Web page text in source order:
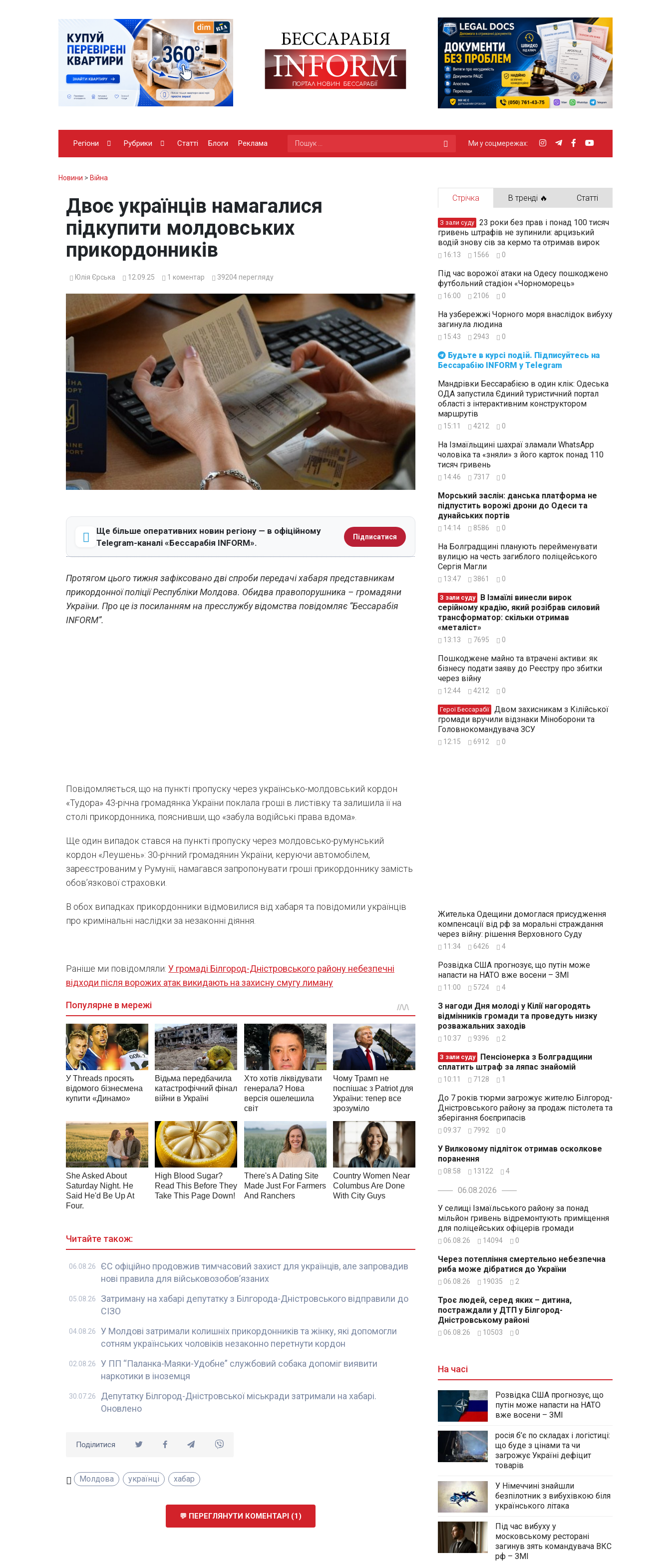
Регіони Рубрики Статті Блоги Реклама Ми у соцмережах:
Новини > Війна
Двоє українців намагалися
підкупити молдовських
прикордонників
Юлія Єрська 12.09.25 1 коментар 39204 перегляду
Ще більше оперативних новин регіону — в офіційному
Telegram-каналі «Бессарабія INFORM».
Підписатися
Протягом цього тижня зафіксовано дві спроби передачі хабаря представникам
прикордонної поліції Республіки Молдова. Обидва правопорушника – громадяни
України. Про це із посиланням на пресслужбу відомства повідомляє “Бессарабія
INFORM”.
Повідомляється, що на пункті пропуску через українсько-молдовський кордон
«Тудора» 43-річна громадянка України поклала гроші в листівку та залишила її на
столі прикордонника, пояснивши, що «забула водійські права вдома».
Ще один випадок стався на пункті пропуску через молдовсько-румунський
кордон «Леушень»: 30-річний громадянин України, керуючи автомобілем,
зареєстрованим у Румунії, намагався запропонувати гроші прикордоннику замість
обов’язкової страховки.
В обох випадках прикордонники відмовилися від хабаря та повідомили українців
про кримінальні наслідки за незаконні діяння.
Раніше ми повідомляли: У громаді Білгород-Дністровського району небезпечні
відходи після ворожих атак викидають на захисну смугу лиману
Читайте також:
ЄС офіційно продовжив тимчасовий захист для українців, але запровадив
нові правила для військовозобов’язаних
06.08.26
Затриману на хабарі депутатку з Білгорода-Дністровського відправили до
СІЗО
05.08.26
У Молдові затримали колишніх прикордонників та жінку, які допомогли
сотням українських чоловіків незаконно перетнути кордон
04.08.26
У ПП “Паланка-Маяки-Удобне” службовий собака допоміг виявити
наркотики в іноземця
02.08.26
Депутатку Білгород-Дністровської міськради затримали на хабарі.
Оновлено
30.07.26
Поділитися
Молдова українці хабар
ПЕРЕГЛЯНУТИ КОМЕНТАРІ (1)
Стрічка В тренді 🔥 Статті
Бессарабію INFORM у Telegram
З зали суду
гривень штрафів не зупинили: арцизький
водій знову сів за кермо та отримав вирок
16:13 1566 0
Під час ворожої атаки на Одесу пошкоджено
футбольний стадіон «Чорноморець»
16:00 2106 0
На узбережжі Чорного моря внаслідок вибуху
загинула людина
15:43 2943 0
Мандрівки Бессарабією в один клік: Одеська
ОДА запустила Єдиний туристичний портал
області з інтерактивним конструктором
маршрутів
15:11 4212 0
На Ізмаїльщині шахраї зламали WhatsApp
чоловіка та «зняли» з його карток понад 110
тисяч гривень
14:46 7317 0
Морський заслін: данська платформа не
підпустить ворожі дрони до Одеси та
дунайських портів
14:14 8586 0
На Болградщині планують перейменувати
вулицю на честь загиблого поліцейського
Сергія Магли
13:47 3861 0
З зали суду
серійному крадію, який розібрав силовий
трансформатор: скільки отримав
«металіст»
13:13 7695 0
Пошкоджене майно та втрачені активи: як
бізнесу подати заяву до Реєстру про збитки
через війну
12:44 4212 0
Герої Бессарабії
громади вручили відзнаки Міноборони та
Головнокомандувача ЗСУ
12:15 6912 0
Жителька Одещини домоглася присудження
компенсації від рф за моральні страждання
через війну: рішення Верховного Суду
11:34 6426 4
Розвідка США прогнозує, що путін може
напасти на НАТО вже восени – ЗМІ
11:00 5724 4
З нагоди Дня молоді у Кілії нагородять
відмінників громади та проведуть низку
розважальних заходів
10:37 9396 2
З зали суду
сплатить штраф за ляпас знайомій
10:11 7128 1
До 7 років тюрми загрожує жителю Білгород-
Дністровського району за продаж пістолета та
зберігання боєприпасів
09:37 7992 0
У Вилковому підліток отримав осколкове
поранення
08:58 13122 4
06.08.2026
У селищі Ізмаїльського району за понад
мільйон гривень відремонтують приміщення
для поліцейських офіцерів громади
06.08.26 14094 0
Через потепління смертельно небезпечна
риба може дібратися до України
06.08.26 19035 2
Троє людей, серед яких – дитина,
постраждали у ДТП у Білгород-
Дністровському районі
06.08.26 10503 0
На часі
Розвідка США прогнозує, що
путін може напасти на НАТО
вже восени – ЗМІ
росія б’є по складах і логістиці:
що буде з цінами та чи
загрожує Україні дефіцит
товарів
У Німеччині знайшли
безпілотник з вибухівкою біля
українського літака
Під час вибуху у
московському ресторані
загинув зять командувача ВКС
рф – ЗМІ